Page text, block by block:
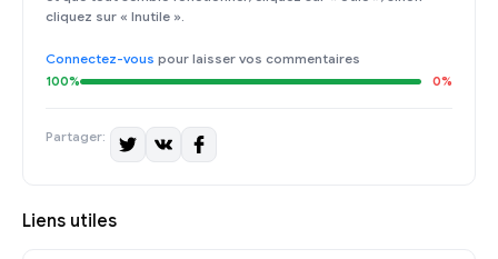
cliquez sur « Inutile ».
Connectez-vous pour laisser vos commentaires
100% 0%
Partager:
Liens utiles